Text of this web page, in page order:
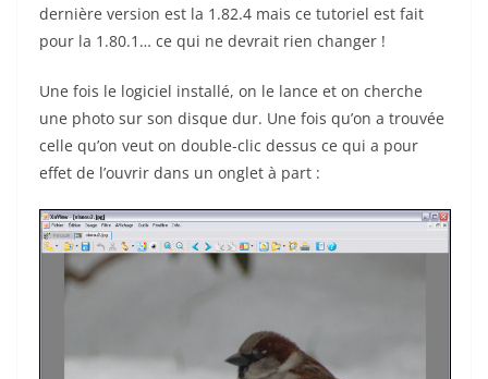
dernière version est la 1.82.4 mais ce tutoriel est fait
pour la 1.80.1… ce qui ne devrait rien changer !
Une fois le logiciel installé, on le lance et on cherche
une photo sur son disque dur. Une fois qu’on a trouvée
celle qu’on veut on double-clic dessus ce qui a pour
effet de l’ouvrir dans un onglet à part :